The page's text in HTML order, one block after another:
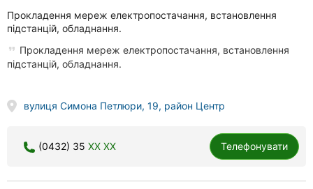
Прокладення мереж електропостачання, встановлення
підстанцій, обладнання.
Прокладення мереж електропостачання, встановлення
підстанцій, обладнання.
вулиця Симона Петлюри, 19, район Центр
(0432) 35 XX XX Телефонувати